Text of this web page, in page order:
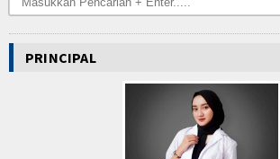
Politik
PRINCIPAL